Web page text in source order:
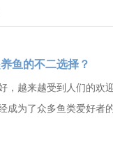
鱼的不二选择？
，越来越受到人们的欢
成为了众多鱼类爱好者